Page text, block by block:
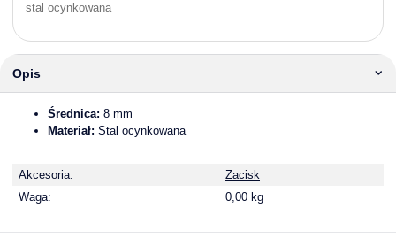
stal ocynkowana
Opis
Średnica: 8 mm
Materiał: Stal ocynkowana
Akcesoria:
Zacisk
Waga:
0,00 kg